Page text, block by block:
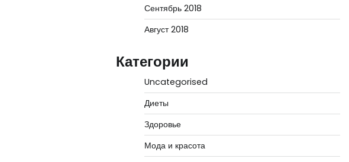
Сентябрь 2018
Август 2018
Категории
Uncategorised
Диеты
Здоровье
Мода и красота